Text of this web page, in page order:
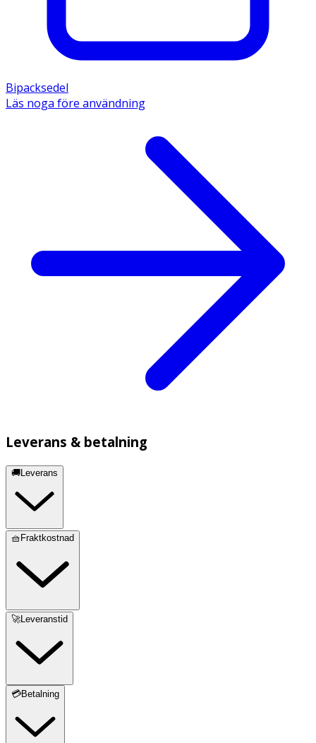
Bipacksedel
Läs noga före användning
Leverans & betalning
🚚Leverans
🧺Fraktkostnad
🚀Leveranstid
💳Betalning